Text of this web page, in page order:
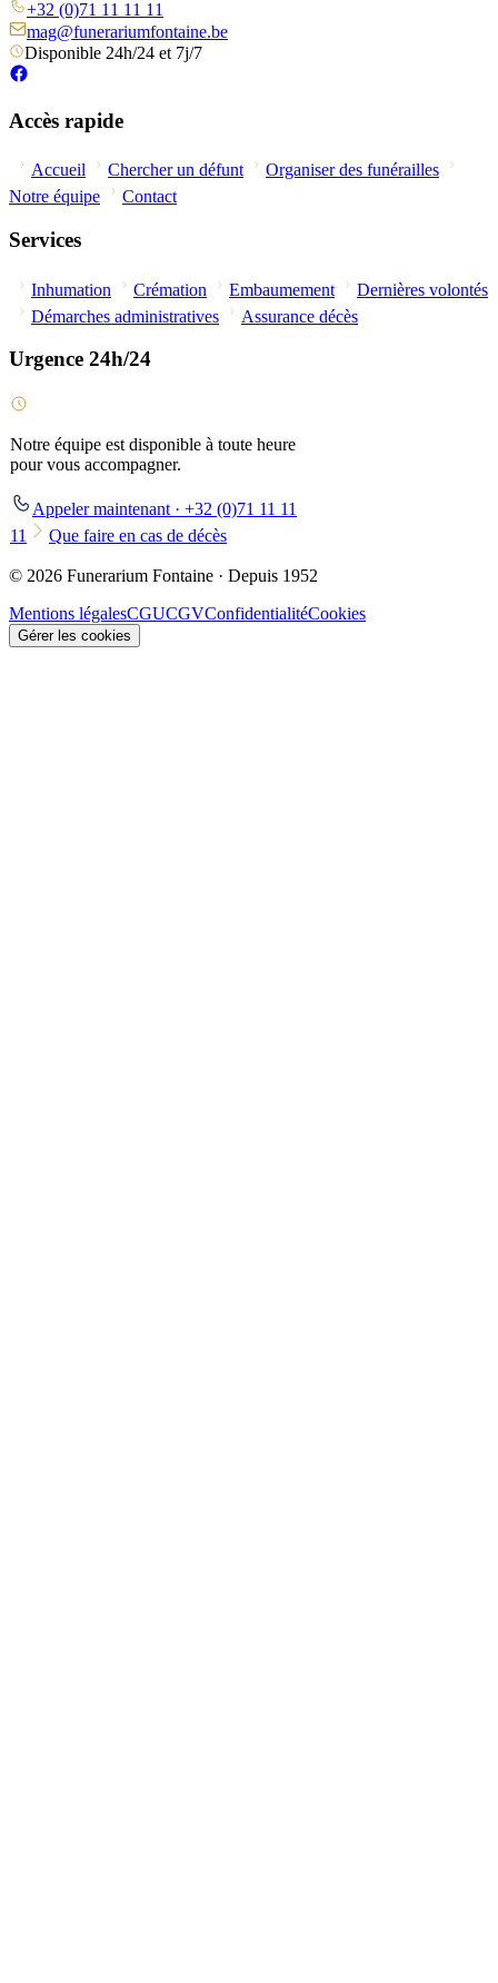
+32 (0)71 11 11 11
mag@funerariumfontaine.be
Disponible 24h/24 et 7j/7
Accès rapide
Accueil Chercher un défunt
Organiser des funérailles
Notre équipe
Contact
Services
Inhumation Crémation Embaumement
Dernières volontés
Démarches administratives
Assurance décès
Urgence 24h/24
Notre équipe est disponible à toute heure
pour vous accompagner.
Appeler maintenant · +32 (0)71 11 11
11
Que faire en cas de décès
© 2026 Funerarium Fontaine · Depuis 1952
Mentions légalesCGUCGVConfidentialitéCookies
Gérer les cookies